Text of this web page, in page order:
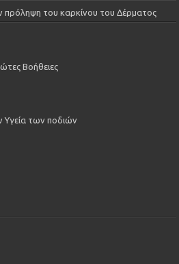
πρόληψη του καρκίνου του Δέρματος
Βοήθειες
Υγεία των ποδιών